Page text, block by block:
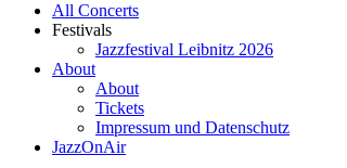
All Concerts
Festivals
Jazzfestival Leibnitz 2026
About
About
Tickets
Impressum und Datenschutz
JazzOnAir